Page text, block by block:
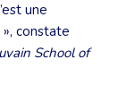
une
constate
School of